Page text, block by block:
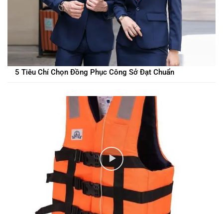
5 Tiêu Chí Chọn Đồng Phục Công Sở Đạt Chuẩn